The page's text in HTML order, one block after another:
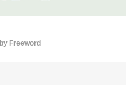
by Freeword